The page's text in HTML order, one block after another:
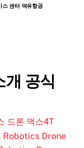
센터 덕유항공
개 공식
드론 맥스4T
Robotics Drone